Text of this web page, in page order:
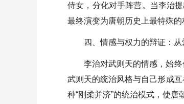
侍女，分化对手阵营。当李治
最终演变为唐朝历史上最特殊
四、情感与权力的辩证：
李治对武则天的情感，始
武则天的统治风格与自己形成
种“刚柔并济”的统治模式，使唐